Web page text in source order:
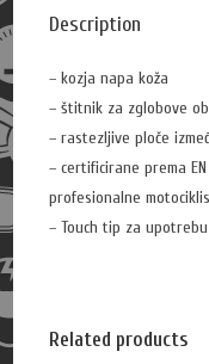
Description
– kozja napa koža
– štitnik za zglobove
– rastezljive ploče
– certificirane prema
profesionalne
– Touch tip za
Related products